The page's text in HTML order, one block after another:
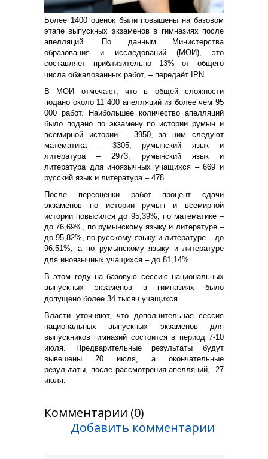
Более 1400 оценок были повышены на базовом
этапе выпускных экзаменов в гимназиях после
апелляций. По данным Министерства
образования и исследований (МОИ), это
составляет приблизительно 13% от общего
числа обжалованных работ, – передаёт IPN.
В МОИ отмечают, что в общей сложности
подано около 11 400 апелляций из более чем 95
000 работ. Наибольшее количество апелляций
было подано по экзамену по истории румын и
всемирной истории – 3950, за ним следуют
математика – 3305, румынский язык и
литература – 2973, румынский язык и
литература для иноязычных учащихся – 669 и
русский язык и литература – 478.
После переоценки работ процент сдачи
экзаменов по истории румын и всемирной
истории повысился до 95,39%, по математике –
до 76,69%, по румынскому языку и литературе –
до 95,82%, по русскому языку и литературе – до
96,51%, а по румынскому языку и литературе
для иноязычных учащихся – до 81,14%.
В этом году на базовую сессию национальных
выпускных экзаменов в гимназиях было
допущено более 34 тысяч учащихся.
Власти уточняют, что дополнительная сессия
национальных выпускных экзаменов для
выпускников гимназий состоится в период 7-10
июля. Предварительные результаты будут
вывешены 20 июля, а окончательные
результаты, после рассмотрения апелляций, -27
июля.
Комментарии (0)
Добавить комментарии